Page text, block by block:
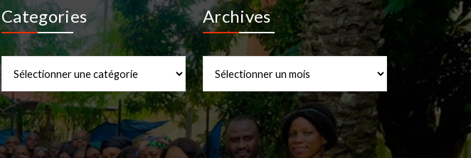
Categories
Categories
Archives
Archives